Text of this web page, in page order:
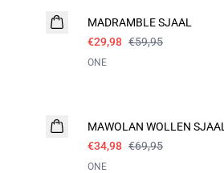
MADRAMBLE SJAAL
€29,98 €59,95
ONE
MAWOLAN WOLLEN SJAAL
€34,98 €69,95
ONE